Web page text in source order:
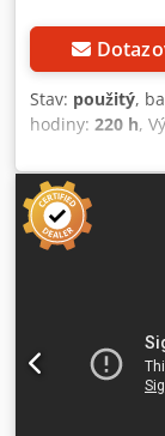
Stav: použitý,
hodiny: 220 h,
Celková
Kubota
2860612 Stroje
stránku a
prodeji. Máme
Ozvěte se nám
dispozici v
němčině,